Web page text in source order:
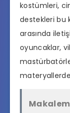
kostümleri,
destekleri bu
arasında
oyuncaklar,